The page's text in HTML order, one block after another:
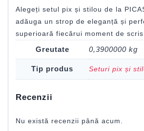
Alegeți setul pix și stilou de la
adăuga un strop de eleganță și
superioară fiecărui moment de scris.
Greutate 0,3900000 kg
Tip produs Seturi pix și
Recenzii
Nu există recenzii până acum.